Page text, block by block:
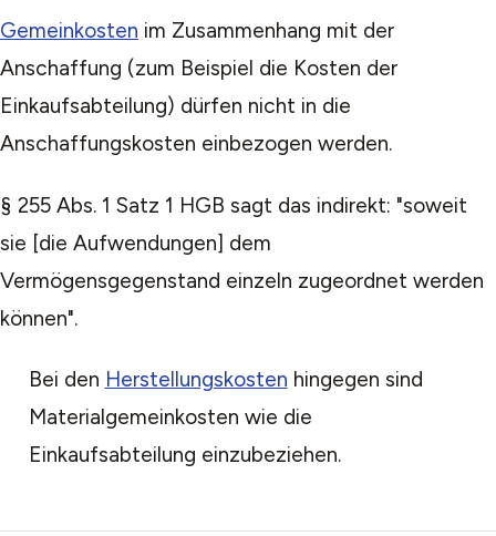
Gemeinkosten im Zusammenhang mit der
Anschaffung (zum Beispiel die Kosten der
Einkaufsabteilung) dürfen nicht in die
Anschaffungskosten einbezogen werden.
§ 255 Abs. 1 Satz 1 HGB sagt das indirekt: "soweit
sie [die Aufwendungen] dem
Vermögensgegenstand einzeln zugeordnet werden
können".
Bei den Herstellungskosten hingegen sind
Materialgemeinkosten wie die
Einkaufsabteilung einzubeziehen.